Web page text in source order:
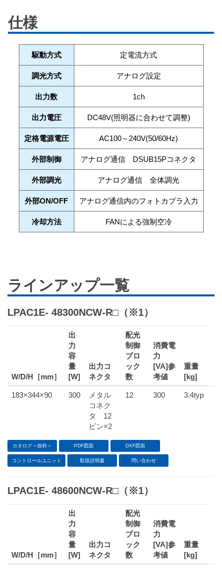
仕様
駆動方式 定電流方式
調光方式 アナログ設定
出力数 1ch
出力電圧 DC48V(照明器に合わせて調整)
定格電源電圧 AC100～240V(50/60Hz)
外部制御 アナログ通信 DSUB15Pコネクタ
外部調光 アナログ通信 全体調光
外部ON/OFF アナログ通信内のフォトカプラ入力
冷却方法 FANによる強制空冷
ラインアップ一覧
LPAC1E- 48300NCW-R□（※1）
W/D/H［mm］
出
力
容
量
[W]
出力コ
ネクタ
配光
制御
ブロ
ック
数
消費電
力
[VA]参
考値
重量
[kg]
183×344×90 300
メタル
コネク
タ 12
ピン×2
12 300 3.4typ
カタログ＜抜粋＞ PDF図面 DXF図面
コントロールユニット 取扱説明書 問い合わせ
LPAC1E- 48600NCW-R□（※1）
W/D/H［mm］
出
力
容
量
[W]
出力コ
ネクタ
配光
制御
ブロ
ック
数
消費電
力
[VA]参
考値
重量
[kg]